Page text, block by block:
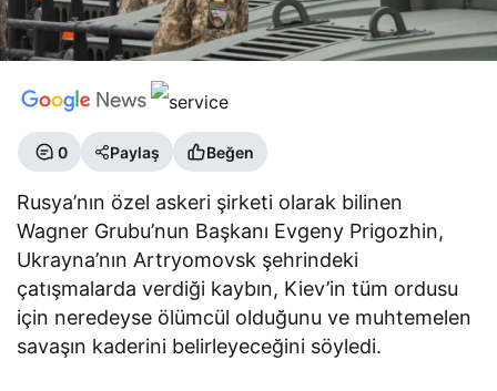
0 Paylaş Beğen
Rusya’nın özel askeri şirketi olarak bilinen
Wagner Grubu’nun Başkanı Evgeny Prigozhin,
Ukrayna’nın Artryomovsk şehrindeki
çatışmalarda verdiği kaybın, Kiev’in tüm ordusu
için neredeyse ölümcül olduğunu ve muhtemelen
savaşın kaderini belirleyeceğini söyledi.